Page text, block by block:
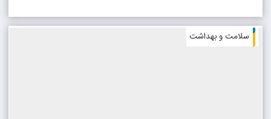
سلامت و بهداشت